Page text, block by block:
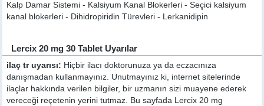
Kalp Damar Sistemi - Kalsiyum Kanal Blokerleri - Seçici kalsiyum
kanal blokerleri - Dihidropiridin Türevleri - Lerkanidipin
Lercix 20 mg 30 Tablet Uyarılar
ilaç tr uyarısı: Hiçbir ilacı doktorunuza ya da eczacınıza
danışmadan kullanmayınız. Unutmayınız ki, internet sitelerinde
ilaçlar hakkında verilen bilgiler, bir uzmanın sizi muayene ederek
vereceği reçetenin yerini tutmaz. Bu sayfada Lercix 20 mg